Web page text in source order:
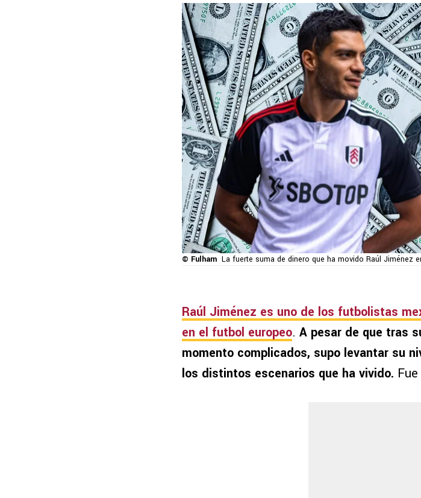
© Fulham La fuerte suma de dinero que ha movido Raúl Jiménez
Raúl Jiménez es uno de los futbolistas
en el futbol europeo. A pesar de que tras
momento complicados, supo levantar su
los distintos escenarios que ha vivido.